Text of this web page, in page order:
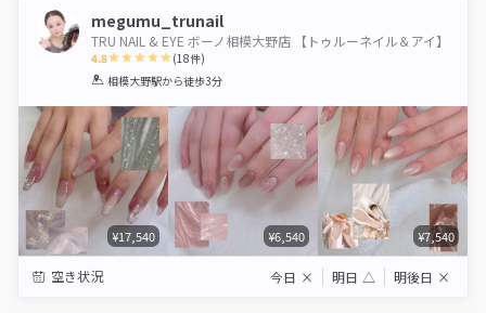
megumu_trunail
TRU NAIL & EYE ボーノ相模大野店 【トゥルーネイル＆アイ】
4.8
1 2 3 4 5
(18件)
相模大野駅から徒歩3分
¥17,540 ¥6,540 ¥7,540
空き状況 今日 × 明日 △ 明後日 ×